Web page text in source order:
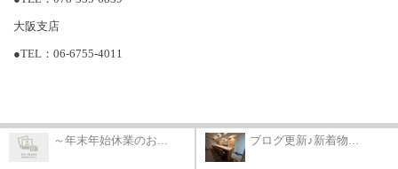
大阪支店
●TEL：06-6755-4011
～年末年始休業のお... ブログ更新♪新着物...